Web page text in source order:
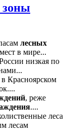
зоны
лесных
в мире...
низкая по
Красноярском
, реже
....
леса
лесам